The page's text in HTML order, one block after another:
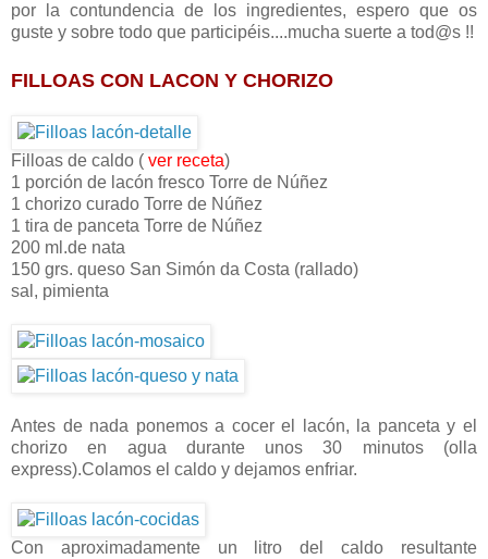
por la contundencia de los ingredientes, espero que os
guste y sobre todo que participéis....mucha suerte a tod@s !!
FILLOAS CON LACON Y CHORIZO
Filloas de caldo ( ver receta)
1 porción de lacón fresco Torre de Núñez
1 chorizo curado Torre de Núñez
1 tira de panceta Torre de Núñez
200 ml.de nata
150 grs. queso San Simón da Costa (rallado)
sal, pimienta
Antes de nada ponemos a cocer el lacón, la panceta y el
chorizo en agua durante unos 30 minutos (olla
express).Colamos el caldo y dejamos enfriar.
Con aproximadamente un litro del caldo resultante